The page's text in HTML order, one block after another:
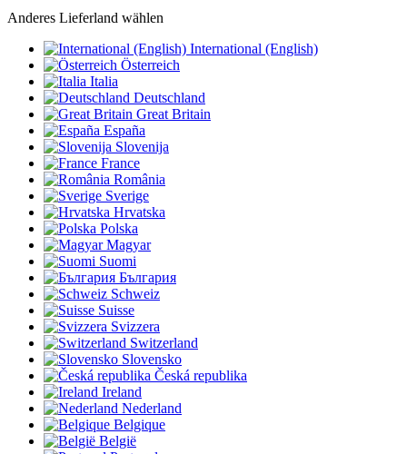
Anderes Lieferland wählen
International (English)
Österreich
Italia
Deutschland
Great Britain
España
Slovenija
France
România
Sverige
Hrvatska
Polska
Magyar
Suomi
България
Schweiz
Suisse
Svizzera
Switzerland
Slovensko
Česká republika
Ireland
Nederland
Belgique
België